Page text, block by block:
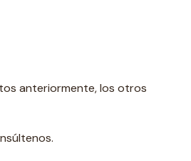
anteriormente, los otros